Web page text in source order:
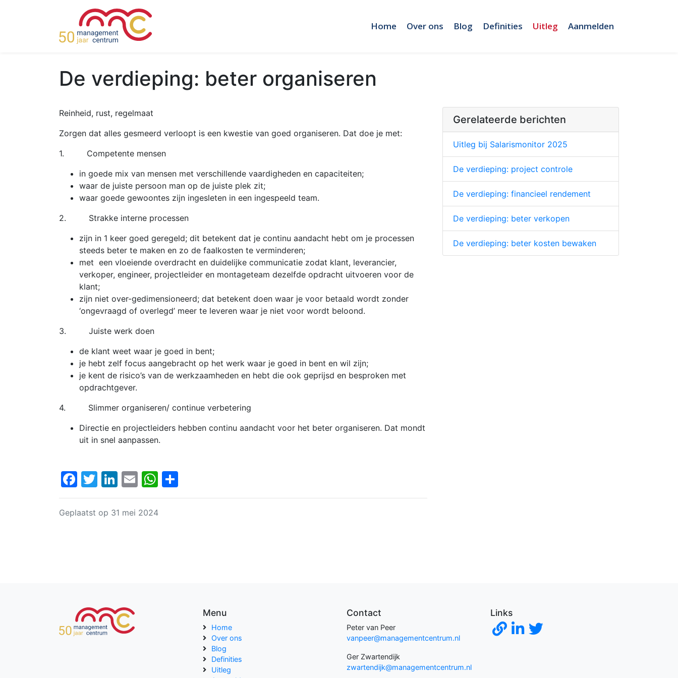
Home Over ons Blog Definities Uitleg Aanmelden
De verdieping: beter organiseren
Reinheid, rust, regelmaat
Zorgen dat alles gesmeerd verloopt is een kwestie van goed organiseren. Dat doe je met:
1. Competente mensen
in goede mix van mensen met verschillende vaardigheden en capaciteiten;
waar de juiste persoon man op de juiste plek zit;
waar goede gewoontes zijn ingesleten in een ingespeeld team.
2. Strakke interne processen
zijn in 1 keer goed geregeld; dit betekent dat je continu aandacht hebt om je processen
steeds beter te maken en zo de faalkosten te verminderen;
met een vloeiende overdracht en duidelijke communicatie zodat klant, leverancier,
verkoper, engineer, projectleider en montageteam dezelfde opdracht uitvoeren voor de
klant;
zijn niet over-gedimensioneerd; dat betekent doen waar je voor betaald wordt zonder
‘ongevraagd of overlegd’ meer te leveren waar je niet voor wordt beloond.
3. Juiste werk doen
de klant weet waar je goed in bent;
je hebt zelf focus aangebracht op het werk waar je goed in bent en wil zijn;
je kent de risico’s van de werkzaamheden en hebt die ook geprijsd en besproken met
opdrachtgever.
4. Slimmer organiseren/ continue verbetering
Directie en projectleiders hebben continu aandacht voor het beter organiseren. Dat mondt
uit in snel aanpassen.
Facebook
Twitter
LinkedIn
EmailWhatsApp
Geplaatst op 31 mei 2024
Gerelateerde berichten
Uitleg bij Salarismonitor 2025
De verdieping: project controle
De verdieping: financieel rendement
De verdieping: beter verkopen
De verdieping: beter kosten bewaken
Menu
Home
Over ons
Blog
Definities
Uitleg
Contact
Peter van Peer
vanpeer@managementcentrum.nl
Ger Zwartendijk
zwartendijk@managementcentrum.nl
Links